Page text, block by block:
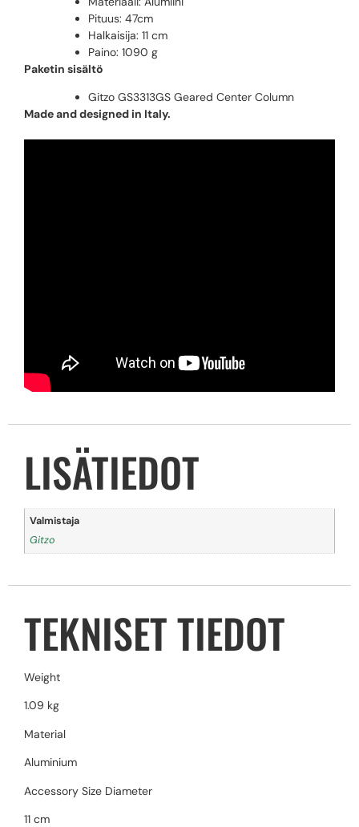
Pituus: 47cm
Halkaisija: 11 cm
Paino: 1090 g
Paketin sisältö
Gitzo GS3313GS Geared Center Column
Made and designed in Italy.
LISÄTIEDOT
Valmistaja
Gitzo
TEKNISET TIEDOT
Weight
1.09 kg
Material
Aluminium
Accessory Size Diameter
11 cm